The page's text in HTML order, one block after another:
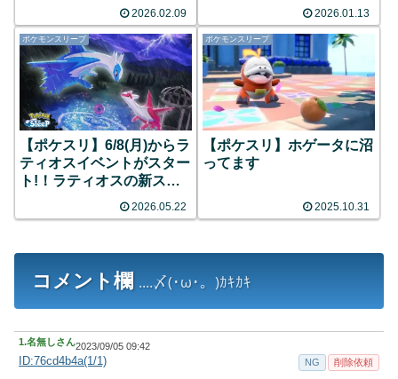
2026.02.09 2026.01.13
ポケモンスリープ
【ポケスリ】6/8(月)からラ
ティオスイベントがスター
ト!！ラティオスの新スキ
2026.05.22
ポケモンスリープ
【ポケスリ】ホゲータに沼
ってます
2025.10.31
コメント欄 ....〆(･ω･。)ｶｷｶｷ
1.名無しさん2023/09/05 09:42
ID:76cd4b4a(1/1) NG 削除依頼